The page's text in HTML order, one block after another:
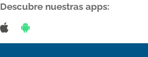
Descubre nuestras apps: